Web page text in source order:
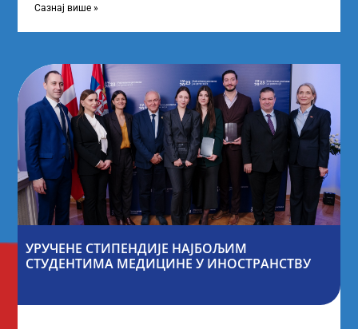
догађају су се
Сазнај више »
УРУЧЕНЕ СТИПЕНДИЈЕ НАЈБОЉИМ
СТУДЕНТИМА МЕДИЦИНЕ У ИНОСТРАНСТВУ